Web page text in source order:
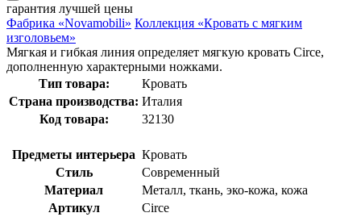
гарантия лучшей цены
Фабрика «Novamobili» Коллекция «Кровать с мягким
изголовьем»
Мягкая и гибкая линия определяет мягкую кровать Circe,
дополненную характерными ножками.
Тип товара:
Кровать
Страна производства: Италия
Код товара:
32130
Предметы интерьера Кровать
Стиль
Современный
Материал
Металл, ткань, эко-кожа, кожа
Артикул
Circe